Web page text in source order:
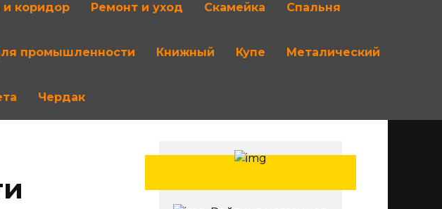
и коридор Ремонт и уход Скамейка Спальня
промышленности Книжный Купе Металический
Чердак